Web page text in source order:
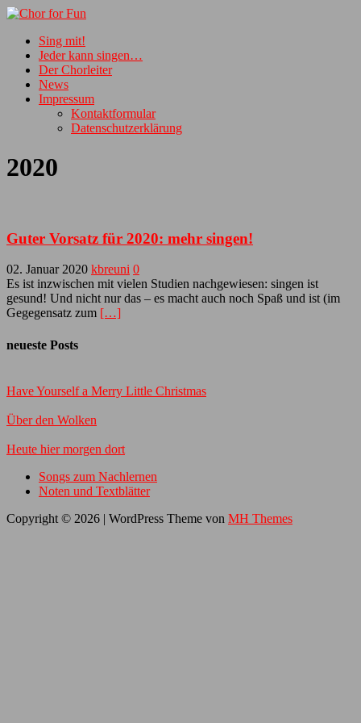
Sing mit!
Jeder kann singen…
Der Chorleiter
News
Impressum
Kontaktformular
Datenschutzerklärung
2020
Guter Vorsatz für 2020: mehr singen!
02. Januar 2020 kbreuni 0
Es ist inzwischen mit vielen Studien nachgewiesen: singen ist
gesund! Und nicht nur das – es macht auch noch Spaß und ist (im
Gegegensatz zum […]
neueste Posts
Have Yourself a Merry Little Christmas
Über den Wolken
Heute hier morgen dort
Songs zum Nachlernen
Noten und Textblätter
Copyright © 2026 | WordPress Theme von MH Themes